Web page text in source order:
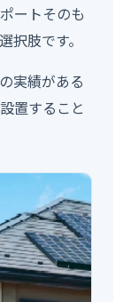
ートそのも
択肢です。
実績がある
置すること